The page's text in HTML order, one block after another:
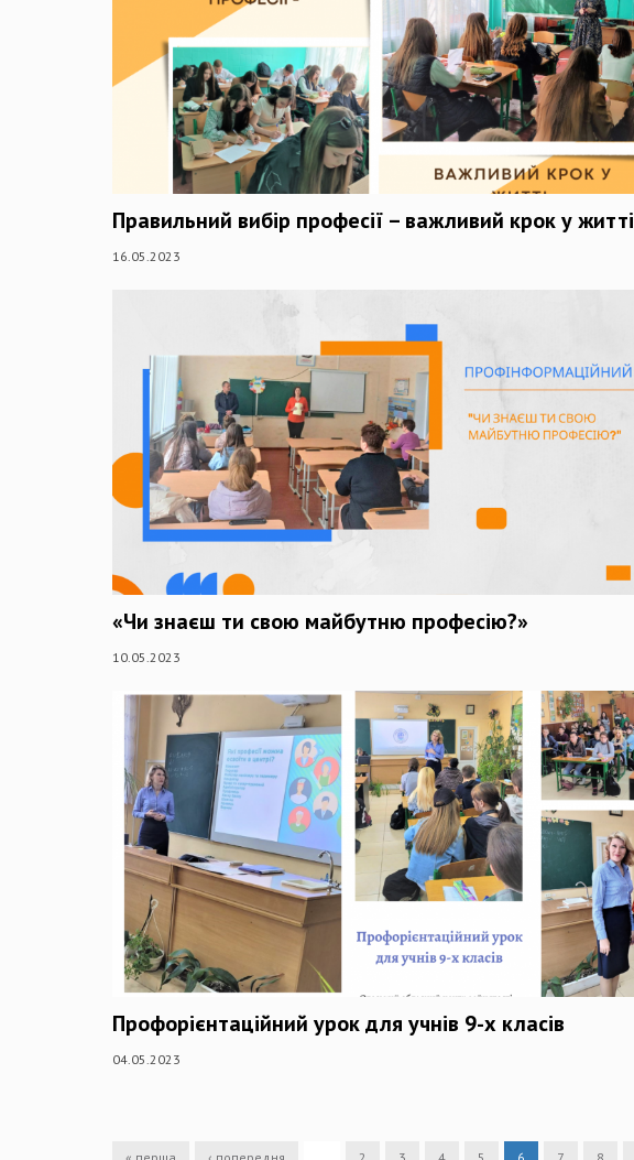
Правильний вибір професії – важливий крок у житті
16.05.2023
«Чи знаєш ти свою майбутню професію?»
10.05.2023
Профорієнтаційний урок для учнів 9-х класів
04.05.2023
« перша ‹ попередня 2 3 4 5 6 7 8